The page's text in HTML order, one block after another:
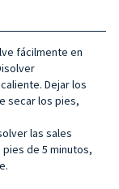
fácilmente en
Dejar los
secar los pies,
las sales
de 5 minutos,